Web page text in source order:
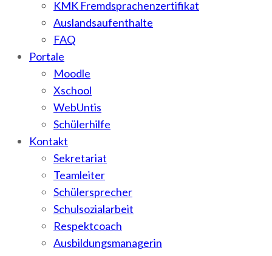
KMK Fremdsprachenzertifikat
Auslandsaufenthalte
FAQ
Portale
Moodle
Xschool
WebUntis
Schülerhilfe
Kontakt
Sekretariat
Teamleiter
Schülersprecher
Schulsozialarbeit
Respektcoach
Ausbildungsmanagerin